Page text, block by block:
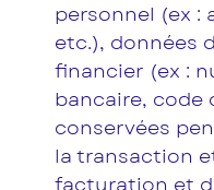
personnel (ex :
etc.), données
financier (ex :
bancaire, code
conservées
la transaction
facturation et